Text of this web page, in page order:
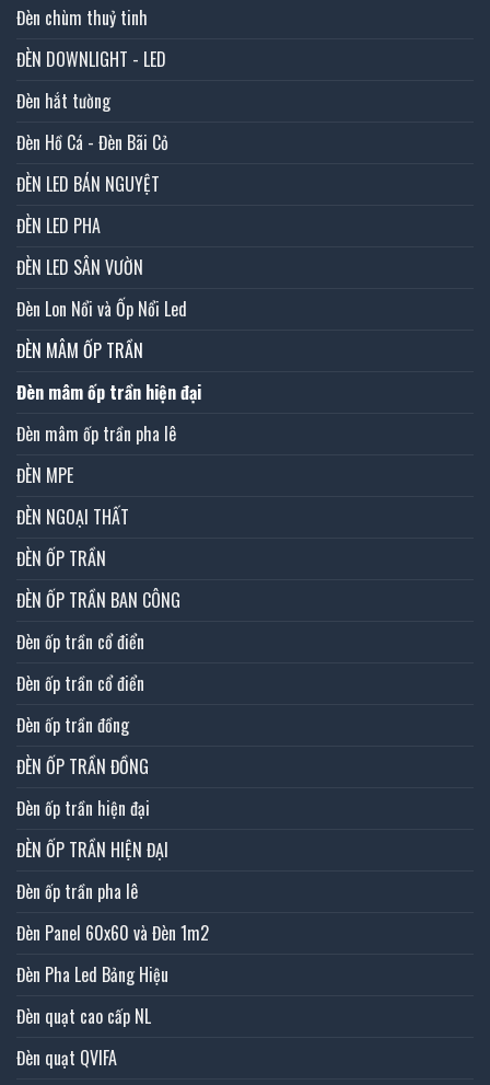
Đèn chùm thuỷ tinh
ĐÈN DOWNLIGHT - LED
Đèn hắt tường
Đèn Hồ Cá - Đèn Bãi Cỏ
ĐÈN LED BÁN NGUYỆT
ĐÈN LED PHA
ĐÈN LED SÂN VƯỜN
Đèn Lon Nổi và Ốp Nổi Led
ĐÈN MÂM ỐP TRẦN
Đèn mâm ốp trần hiện đại
Đèn mâm ốp trần pha lê
ĐÈN MPE
ĐÈN NGOẠI THẤT
ĐÈN ỐP TRẦN
ĐÈN ỐP TRẦN BAN CÔNG
Đèn ốp trần cổ điển
Đèn ốp trần cổ điển
Đèn ốp trần đồng
ĐÈN ỐP TRẦN ĐỒNG
Đèn ốp trần hiện đại
ĐÈN ỐP TRẦN HIỆN ĐẠI
Đèn ốp trần pha lê
Đèn Panel 60x60 và Đèn 1m2
Đèn Pha Led Bảng Hiệu
Đèn quạt cao cấp NL
Đèn quạt QVIFA